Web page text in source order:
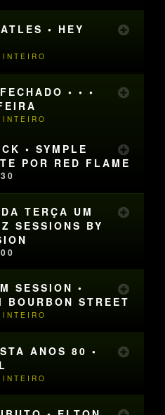
• HEY
• • •
• SYMPLE
POR RED FLAME
TERÇA UM
SESSIONS BY
SESSION •
BOURBON STREET
ANOS 80 •